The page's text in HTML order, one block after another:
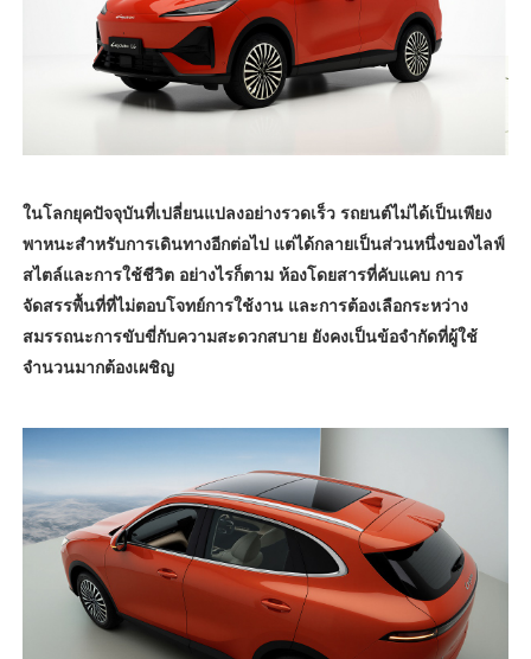
ในโลกยุคปัจจุบันที่เปลี่ยนแปลงอย่างรวดเร็ว รถยนต์ไม่ได้เป็นเพียง
พาหนะสำหรับการเดินทางอีกต่อไป แต่ได้กลายเป็นส่วนหนึ่งของไลฟ์
สไตล์และการใช้ชีวิต อย่างไรก็ตาม ห้องโดยสารที่คับแคบ การ
จัดสรรพื้นที่ที่ไม่ตอบโจทย์การใช้งาน และการต้องเลือกระหว่าง
สมรรถนะการขับขี่กับความสะดวกสบาย ยังคงเป็นข้อจำกัดที่ผู้ใช้
จำนวนมากต้องเผชิญ